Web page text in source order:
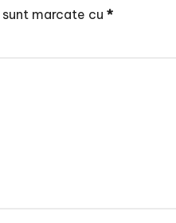
marcate cu *